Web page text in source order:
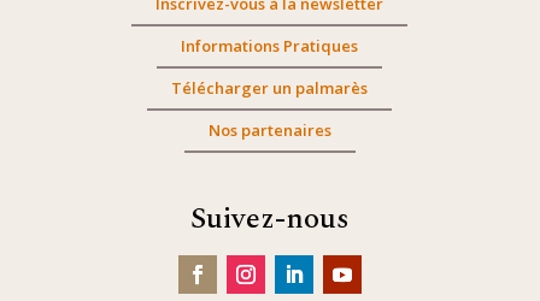
Informations Pratiques
Télécharger un palmarès
Nos partenaires
Suivez-nous